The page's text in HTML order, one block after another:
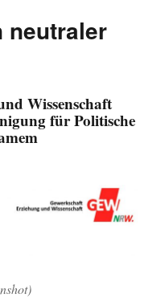
Bereich
neutraler
Wissenschaft
für Politische